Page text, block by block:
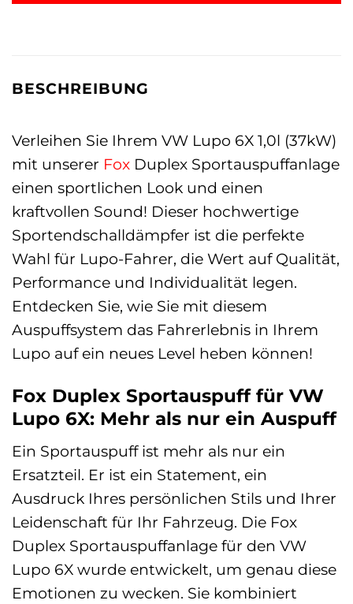
BESCHREIBUNG
Verleihen Sie Ihrem VW Lupo 6X 1,0l (37kW)
mit unserer Fox Duplex Sportauspuffanlage
einen sportlichen Look und einen
kraftvollen Sound! Dieser hochwertige
Sportendschalldämpfer ist die perfekte
Wahl für Lupo-Fahrer, die Wert auf Qualität,
Performance und Individualität legen.
Entdecken Sie, wie Sie mit diesem
Auspuffsystem das Fahrerlebnis in Ihrem
Lupo auf ein neues Level heben können!
Fox Duplex Sportauspuff für VW
Lupo 6X: Mehr als nur ein Auspuff
Ein Sportauspuff ist mehr als nur ein
Ersatzteil. Er ist ein Statement, ein
Ausdruck Ihres persönlichen Stils und Ihrer
Leidenschaft für Ihr Fahrzeug. Die Fox
Duplex Sportauspuffanlage für den VW
Lupo 6X wurde entwickelt, um genau diese
Emotionen zu wecken. Sie kombiniert